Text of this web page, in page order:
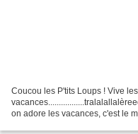
Coucou les P'tits Loups ! Vive les
on adore les vacances, c'est le